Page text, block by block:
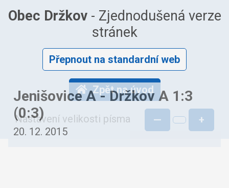
Obec Držkov- Zjednodušená verze
stránek
Přepnout na standardní web
Zpět na úvod
Nastavení velikosti písma — +
Jenišovice A - Držkov A 1:3
(0:3)
20. 12. 2015